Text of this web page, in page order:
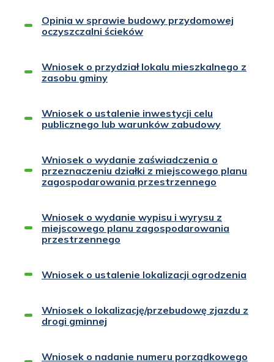
Opinia w sprawie budowy przydomowej
oczyszczalni ścieków
Wniosek o przydział lokalu mieszkalnego z
zasobu gminy
Wniosek o ustalenie inwestycji celu
publicznego lub warunków zabudowy
Wniosek o wydanie zaświadczenia o
przeznaczeniu działki z miejscowego planu
zagospodarowania przestrzennego
Wniosek o wydanie wypisu i wyrysu z
miejscowego planu zagospodarowania
przestrzennego
Wniosek o ustalenie lokalizacji ogrodzenia
Wniosek o lokalizację/przebudowę zjazdu z
drogi gminnej
Wniosek o nadanie numeru porządkowego